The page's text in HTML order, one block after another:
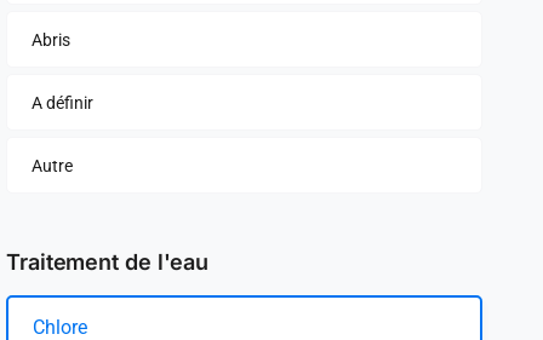
Abris
A définir
Autre
Traitement de l'eau
Chlore